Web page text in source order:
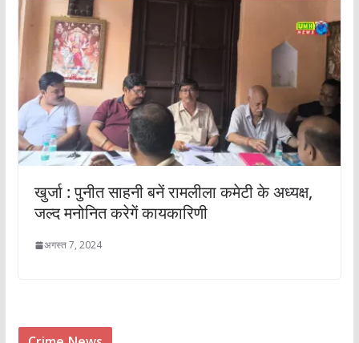
खुर्जा : पुनीत साहनी बनें रामलीला कमेटी के अध्यक्ष,
जल्द मनोनित करेगें कायकारिणी
अगस्त 7, 2024